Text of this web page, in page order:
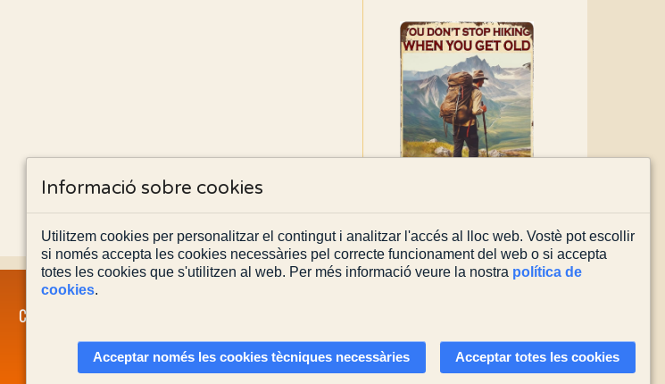
CONTACTA'NS
Actualitzada el03/08/2026
Informació sobre cookies
Utilitzem cookies per personalitzar el contingut i analitzar l'accés al lloc web. Vostè pot escollir
si només accepta les cookies necessàries pel correcte funcionament del web o si accepta
totes les cookies que s'utilitzen al web. Per més informació veure la nostra política de
cookies.
Acceptar només les cookies tècniques necessàries Acceptar totes les cookies